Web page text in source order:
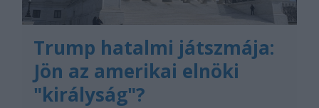
Trump hatalmi játszmája:
Jön az amerikai elnöki
"királyság"?